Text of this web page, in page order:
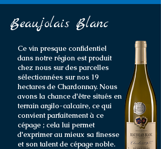
Beaujolais Blanc
Ce vin presque confidentiel
dans notre région est produit
chez nous sur des parcelles
sélectionnées sur nos 19
hectares de Chardonnay. Nous
avons la chance d'être situés en
terrain argilo-calcaire, ce qui
convient parfaitement à ce
cépage ; cela lui permet
d'exprimer au mieux sa finesse
et son talent de cépage noble.